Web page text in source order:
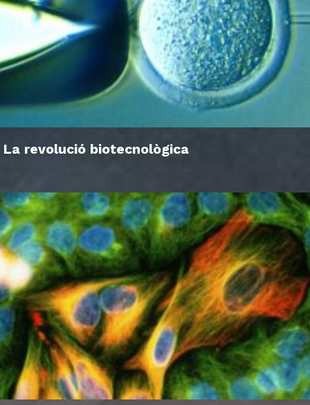
La revolució biotecnològica